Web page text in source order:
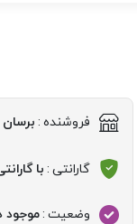
فروشنده : برسان
گارانتی : با
وضعیت :موجود